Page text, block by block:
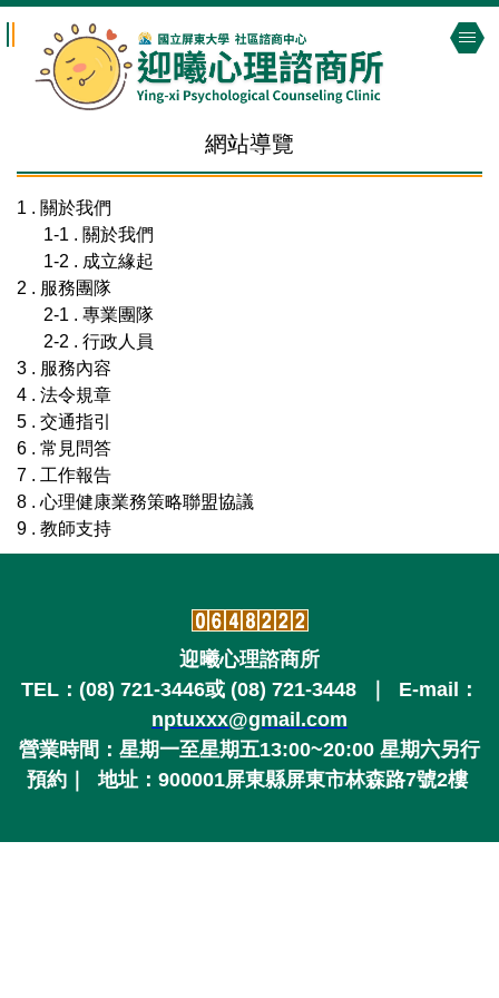
到
區
網站導覽
1 . 關於我們
1-1 . 關於我們
1-2 . 成立緣起
2 . 服務團隊
2-1 . 專業團隊
2-2 . 行政人員
3 . 服務內容
4 . 法令規章
5 . 交通指引
6 . 常見問答
7 . 工作報告
8 . 心理健康業務策略聯盟協議
9 . 教師支持
迎曦心理諮商所
TEL： (08) 721-3446或 (08) 721-3448
｜ E-mail：
nptuxxx@gmail.com
營業時間 ：星期一至星期五13:00~20:00 星期六另行
預約｜地址：900001屏東縣屏東市林森路7號2樓